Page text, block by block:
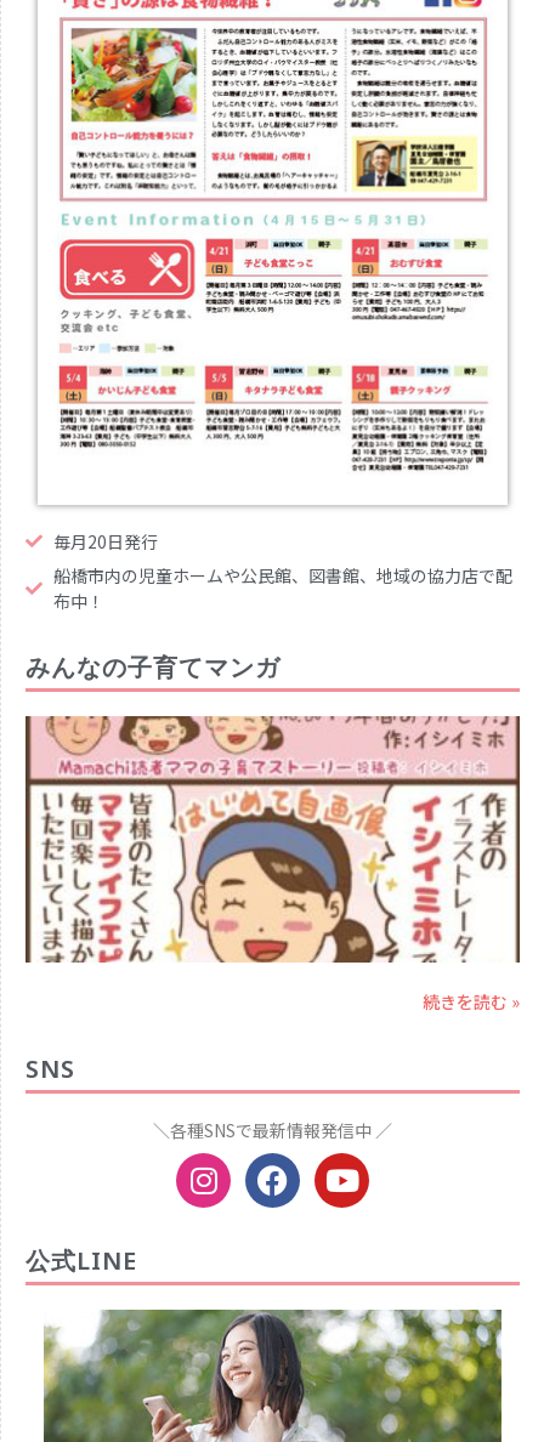
毎月20日発行
船橋市内の児童ホームや公民館、図書館、地域の協力店で配
布中！
みんなの子育てマンガ
続きを読む »
SNS
＼各種SNSで最新情報発信中 ／
公式LINE